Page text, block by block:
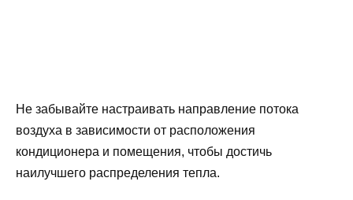
Не забывайте настраивать направление потока
воздуха в зависимости от расположения
кондиционера и помещения, чтобы достичь
наилучшего распределения тепла.